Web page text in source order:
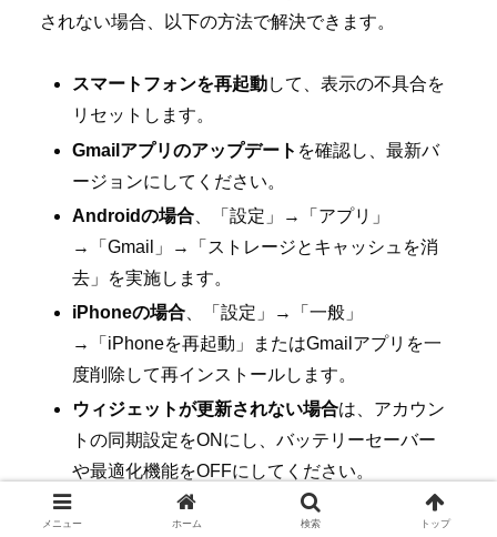
されない場合、以下の方法で解決できます。
スマートフォンを再起動して、表示の不具合を
リセットします。
Gmailアプリのアップデート を確認し、最新バ
ージョンにしてください。
Androidの場合 、「設定」→「アプリ」
→「Gmail」→「ストレージとキャッシュを消
去」を実施します。
iPhoneの場合 、「設定」→「一般」
→「iPhoneを再起動」またはGmailアプリを一
度削除して再インストールします。
ウィジェットが更新されない場合は、アカウン
トの同期設定をONにし、バッテリーセーバー
や最適化機能をOFFにしてください。
メニュー ホーム 検索 トップ